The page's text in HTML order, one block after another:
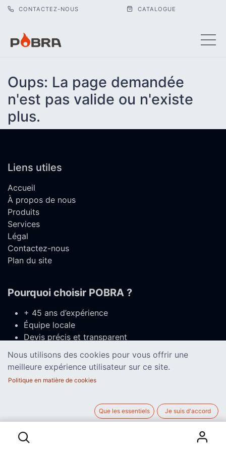
CONTACTEZ-NOUS CATALOGUE
Oups: La page demandée
n'est pas valide ou n'existe
plus.
Liens utiles
Accueil
À propos de nous
Produits
Services
Légal
Contactez-nous
Plan du site
Pourquoi choisir POBRA ?
+ 45 ans d’expérience
Équipe locale
Devis précis et transparent
Marques de qualité
Suivi complet
067 55 30 56
Nous utilisons des cookies pour vous offrir une
meilleure expérience utilisateur sur ce site.
Politique en matière de cookies
Que les essentiels Je suis d'accord